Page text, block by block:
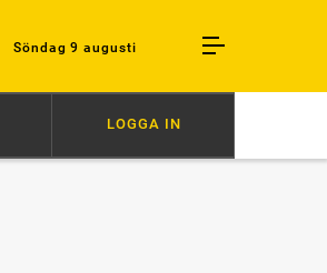
Söndag 9 augusti
VÄRLDENS SNABBASTE VANN
LOGGA IN